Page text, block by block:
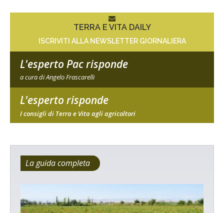
TERRA E VITA DAILY
ISCRIVITI ALLA NEWSLETTER GIORNALIERA
L'esperto Pac risponde
a cura di Angelo Frascarelli
L'esperto risponde
I consigli di Terra e Vita agli agricoltori
La guida completa